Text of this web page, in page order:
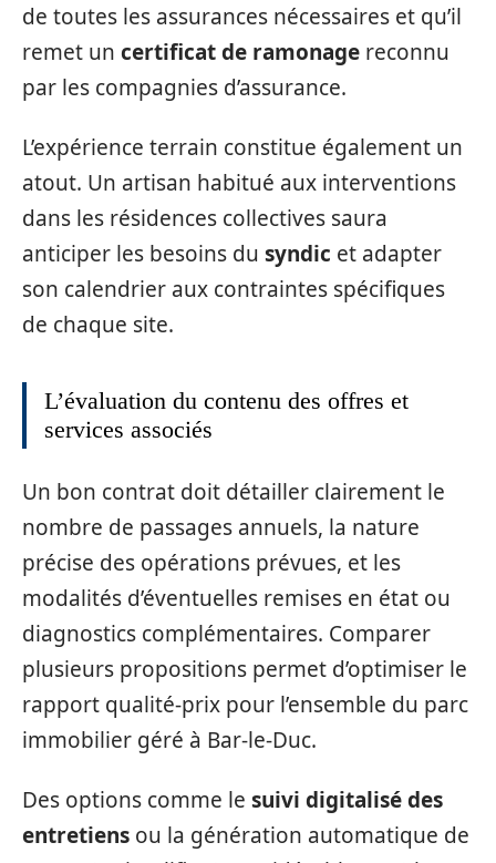
de toutes les assurances nécessaires et qu’il
remet un certificat de ramonage reconnu
par les compagnies d’assurance.
L’expérience terrain constitue également un
atout. Un artisan habitué aux interventions
dans les résidences collectives saura
anticiper les besoins du syndic et adapter
son calendrier aux contraintes spécifiques
de chaque site.
L’évaluation du contenu des offres et
services associés
Un bon contrat doit détailler clairement le
nombre de passages annuels, la nature
précise des opérations prévues, et les
modalités d’éventuelles remises en état ou
diagnostics complémentaires. Comparer
plusieurs propositions permet d’optimiser le
rapport qualité-prix pour l’ensemble du parc
immobilier géré à Bar-le-Duc.
Des options comme le suivi digitalisé des
entretiens ou la génération automatique de